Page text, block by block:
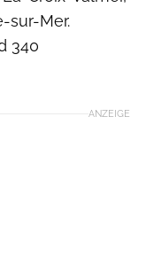
sur-Mer.
340
ANZEIGE